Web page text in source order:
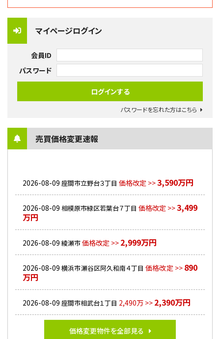
マイページログイン
会員ID
パスワード
パスワードを忘れた方はこちら
売買価格変更速報
2026-08-09 座間市立野台３丁目 価格改定 >>3,590万円
2026-08-09 相模原市緑区若葉台７丁目 価格改定 >>3,499
万円
2026-08-09 綾瀬市価格改定 >> 2,999万円
2026-08-09 横浜市瀬谷区阿久和南４丁目 価格改定 >> 890
万円
2026-08-09 座間市相武台１丁目 2,490万 >> 2,390万円
価格変更物件を全部見る